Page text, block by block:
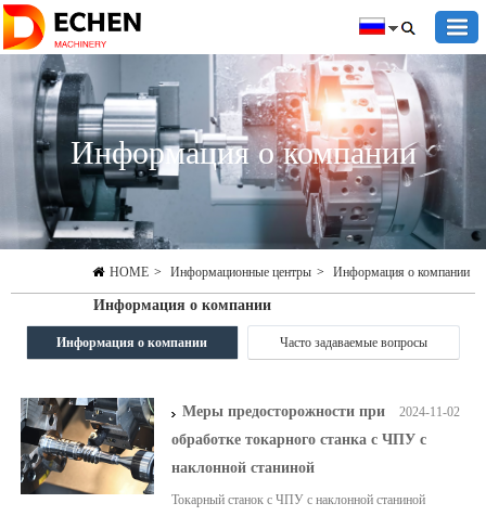
Информация о компании
HOME > Информационные центры > Информация о компании
Информация о компании
Информация о компании Часто задаваемые вопросы
2024-11-02
Меры предосторожности при
обработке токарного станка с ЧПУ с
наклонной станиной
Токарный станок с ЧПУ с наклонной станиной